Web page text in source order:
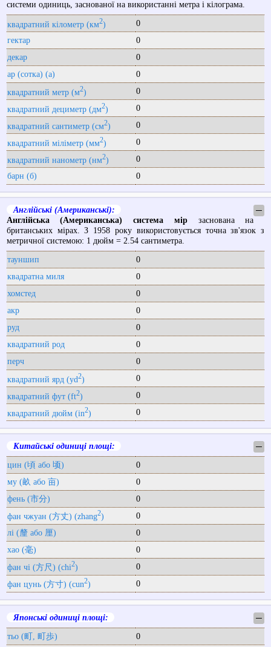
системи одиниць, заснованої на використанні метра і кілограма.
квадратний кілометр (км2)
0
гектар
0
декар
0
ар (сотка) (a)
0
квадратний метр (м2)
0
квадратний дециметр (дм2)
0
квадратний сантиметр (см2)
0
квадратний міліметр (мм2)
0
квадратний нанометр (нм2)
0
барн (б)
0
Англійські (Американські):
─
Англійська (Американська) система мірзаснована на
британських мірах. З 1958 року використовується точна зв'язок з
метричної системою: 1 дюйм = 2.54 сантиметра.
тауншип
0
квадратна миля
0
хомстед
0
акр
0
руд
0
квадратний род
0
перч
0
квадратний ярд (yd2)
0
квадратний фут (ft2)
0
квадратний дюйм (in2) 0
Китайські одиниці площі:
─
цин (頃 або 顷)
0
му (畝 або 亩)
0
фень (市分)
0
фан чжуан (方丈) (zhang2)
0
лі (釐 або 厘)
0
хао (毫)
0
фан чі (方尺) (chi2)
0
фан цунь (方寸) (cun2) 0
Японські одиниці площі:
─
тьо (町, 町歩)
0